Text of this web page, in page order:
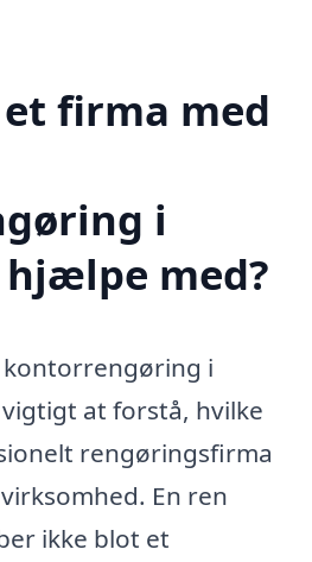
firma med
i
med?
i
at forstå, hvilke
rengøringsfirma
En ren
ikke blot et